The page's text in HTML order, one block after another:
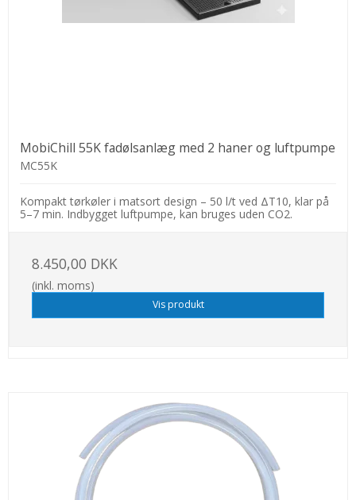
MobiChill 55K fadølsanlæg med 2 haner og luftpumpe
MC55K
Kompakt tørkøler i matsort design – 50 l/t ved ΔT10, klar på
5–7 min. Indbygget luftpumpe, kan bruges uden CO2.
8.450,00 DKK
(inkl. moms)
Vis produkt